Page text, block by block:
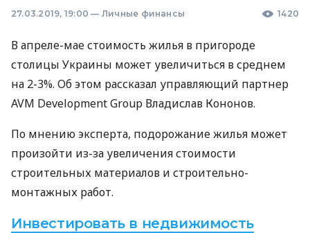
27.03.2019, 19:00 — Личные финансы 1420
В апреле-мае стоимость жилья в пригороде
столицы Украины может увеличиться в среднем
на 2-3%. Об этом рассказал управляющий партнер
AVM Development Group Владислав Кононов.
По мнению эксперта, подорожание жилья может
произойти из-за увеличения стоимости
строительных материалов и строительно-
монтажных работ.
Инвестировать в недвижимость